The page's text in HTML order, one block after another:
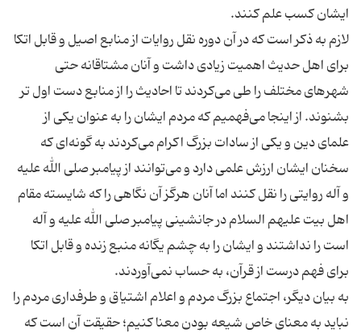
لازم به ذکر است که در آن دوره نقل روایات از منابع اصیل و قابل اتکا
برای اهل حدیث اهمیت زیادی داشت و آنان مشتاقانه حتی
شهرهای مختلف را طی می‌کردند تا احادیث را از منابع دست اول تر
بشنوند. از اینجا می‌فهمیم که مردم ایشان را به عنوان یکی از
علمای دین و یکی از سادات بزرگ اکرام می‌کردند به گونه‌ای که
سخنان ایشان ارزش علمی دارد و می‌توانند از پیامبر صلی الله علیه
و آله روایتی را نقل کنند اما آنان هرگز آن نگاهی را که شایسته مقام
اهل بیت علیهم السلام در جانشینی پیامبر صلی الله علیه و آله
است را نداشتند و ایشان را به چشم یگانه منبع زنده و قابل اتکا
به بیان دیگر، اجتماع بزرگ مردم و اعلام اشتیاق و طرفداری مردم را
نباید به معنای خاص شیعه بودن معنا کنیم؛ حقیقت آن است که